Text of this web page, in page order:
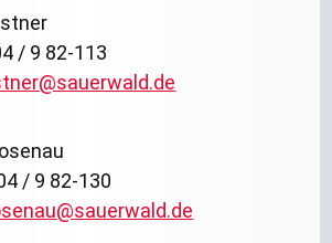
/ 9 82-113
/ 9 82-130